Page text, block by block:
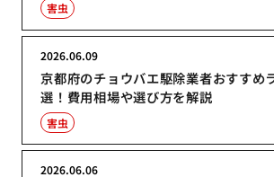
害虫
京都府のチョウバエ駆除業者おすすめ
選！費用相場や選び方を解説
2026.06.09
害虫
2026.06.06